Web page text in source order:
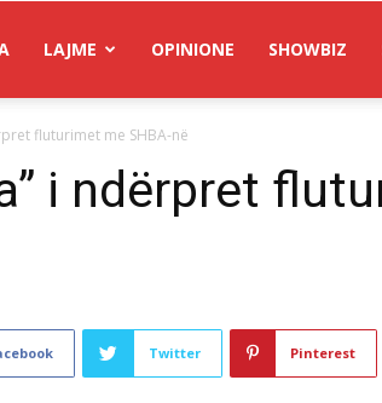
LAJME OPINIONE SHOWBIZ
fluturimet me SHBA-në
i ndërpret
Twitter Pinterest